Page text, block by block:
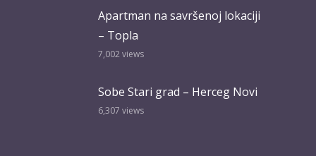
Apartman na savršenoj lokaciji
– Topla
7,002views
Sobe Stari grad – Herceg Novi
6,307 views